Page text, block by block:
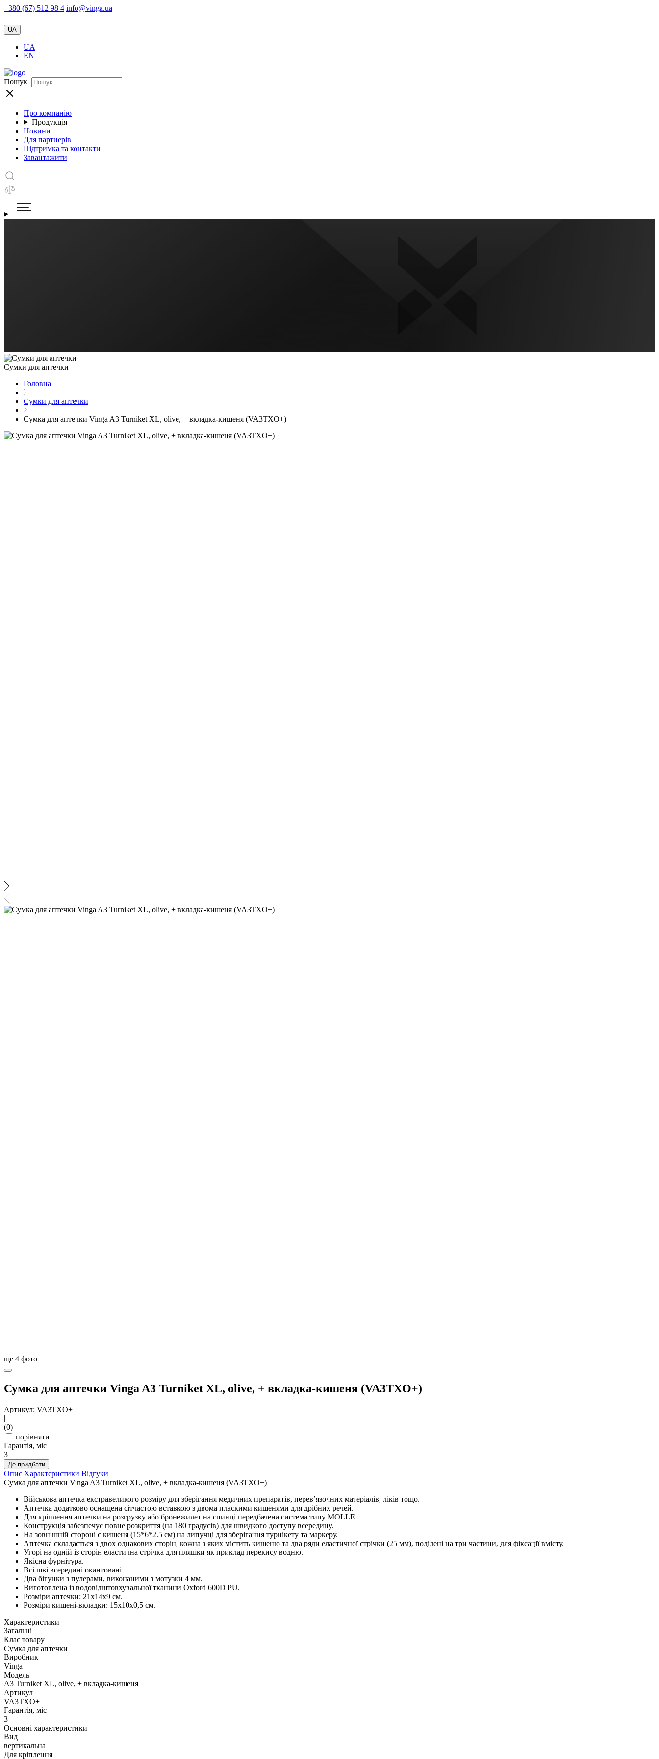
+380 (67) 512 98 4 info@vinga.ua
UA
UA
EN
Пошук
Про компанію
Продукція
Новини
Для партнерів
Підтримка та контакти
Завантажити
Сумки для аптечки
Головна
Сумки для аптечки
Сумка для аптечки Vinga A3 Turniket XL, olive, + вкладка-кишеня (VA3TXO+)
ще 4 фото
Сумка для аптечки Vinga A3 Turniket XL, olive, + вкладка-кишеня (VA3TXO+)
Артикул: VA3TXO+
|
(0)
порівняти
Гарантія, міс
3
Де придбати
Опис Характеристики Відгуки
Сумка для аптечки Vinga A3 Turniket XL, olive, + вкладка-кишеня (VA3TXO+)
Військова аптечка екстравеликого розміру для зберігання медичних препаратів, перев’язочних матеріалів, ліків тощо.
Аптечка додатково оснащена сітчастою вставкою з двома пласкими кишенями для дрібних речей.
Для кріплення аптечки на розгрузку або бронежилет на спинці передбачена система типу MOLLE.
Конструкція забезпечує повне розкриття (на 180 градусів) для швидкого доступу всередину.
На зовнішній стороні є кишеня (15*6*2.5 см) на липучці для зберігання турнікету та маркеру.
Аптечка складається з двох однакових сторін, кожна з яких містить кишеню та два ряди еластичної стрічки (25 мм), поділені на три частини, для фіксації вмісту.
Угорі на одній із сторін еластична стрічка для пляшки як приклад перекису водню.
Якісна фурнітура.
Всі шві всередині окантовані.
Два бігунки з пулерами, виконаними з мотузки 4 мм.
Виготовлена із водовідштовхувальної тканини Oxford 600D PU.
Розміри аптечки: 21х14х9 см.
Розміри кишені-вкладки: 15х10х0,5 см.
Характеристики
Загальні
Клас товару
Сумка для аптечки
Виробник
Vinga
Модель
A3 Turniket XL, olive, + вкладка-кишеня
Артикул
VA3TXO+
Гарантія, міс
3
Основні характеристики
Вид
вертикальна
Для кріплення